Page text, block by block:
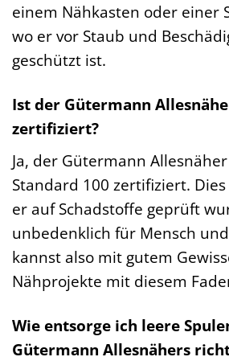
einem Nähkasten oder einer
wo er vor Staub und
geschützt ist.
Ist der Gütermann
zertifiziert?
Ja, der Gütermann
Standard 100 zertifiziert.
er auf Schadstoffe geprüft
unbedenklich für Mensch
kannst also mit gutem
Nähprojekte mit diesem
Wie entsorge ich leere
Gütermann Allesnähers